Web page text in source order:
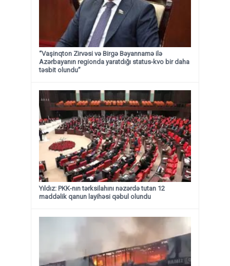
“Vaşinqton Zirvəsi və Birgə Bəyannamə ilə
Azərbayanın regionda yaratdığı status-kvo bir daha
təsbit olundu”
Yıldız: PKK-nın tərksilahını nəzərdə tutan 12
maddəlik qanun layihəsi qəbul olundu ​​​​​​​